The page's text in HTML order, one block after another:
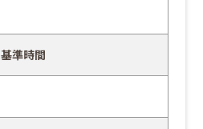
基準時間